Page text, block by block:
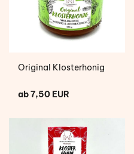
Original Klosterhonig
ab 7,50 EUR